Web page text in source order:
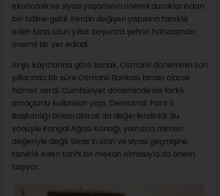
ekonomik ve siyasi yaşamının önemli duraklarından
biri hâline geldi. Kentin değişen yapısına tanıklık
eden bina, uzun yıllar boyunca şehrin hafızasında
önemli bir yer edindi.
Arşiv kayıtlarına göre konak, Osmanlı döneminin son
yıllarında bir süre Osmanlı Bankası binası olarak
hizmet verdi. Cumhuriyet döneminde ise farklı
amaçlarla kullanılan yapı, Demokrat Parti İl
Başkanlığı binası olarak da değerlendirildi. Bu
yönüyle Kangal Ağası Konağı, yalnızca mimari
değeriyle değil, Sivas’ın idari ve siyasi geçmişine
tanıklık eden tarihi bir mekân olmasıyla da önem
taşıyor.